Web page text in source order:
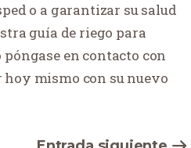
o a garantizar su salud
guía de riego para
póngase en contacto con
mismo con su nuevo